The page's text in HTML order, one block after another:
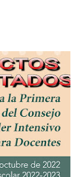
a
busca
sana
blog
diferentes
que